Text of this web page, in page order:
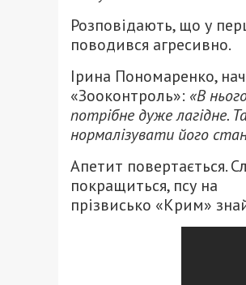
Розповідають, що у
поводився агресивно.
Ірина Пономаренко,
«Зооконтроль»: «В
потрібне дуже лагідне.
нормалізувати його
Апетит повертається.
покращиться, псу на
прізвисько «Крим»